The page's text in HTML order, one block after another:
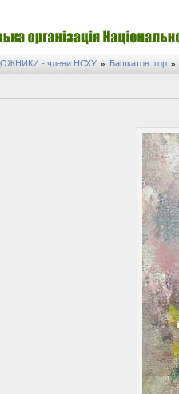
- члени НСХУ » Башкатов Ігор »